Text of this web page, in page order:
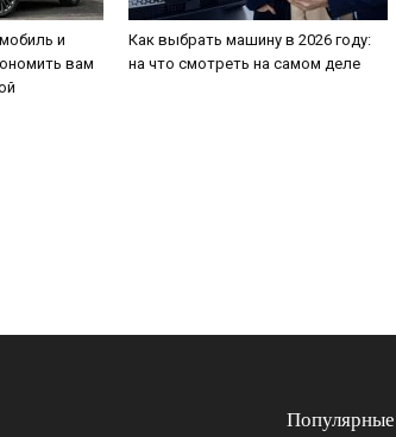
и
вам
Как выбрать машину в 2026 году:
на что смотреть на самом деле